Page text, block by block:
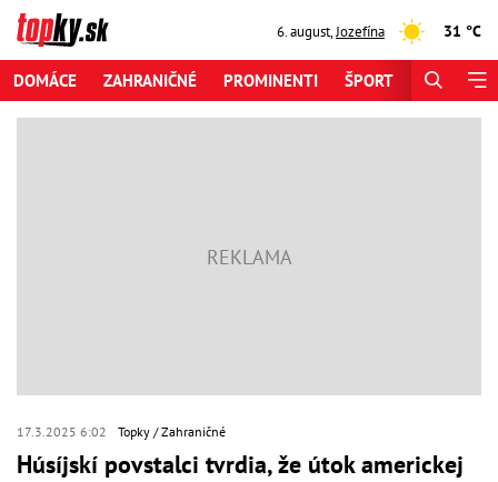
6. august,Jozefína 31 °C
DOMÁCE ZAHRANIČNÉ PROMINENTI ŠPORT
17.3.2025 6:02 Topky Zahraničné
Húsíjskí povstalci tvrdia, že útok americkej